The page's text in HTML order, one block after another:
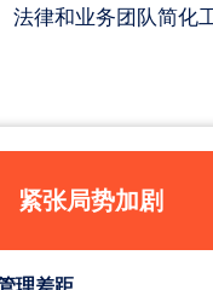
律和业务团队简化
紧张局势加剧